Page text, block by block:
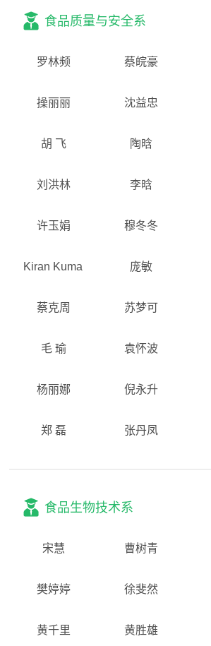
食品质量与安全系
罗林频 蔡皖豪
操丽丽 沈益忠
胡 飞 陶晗
刘洪林 李晗
许玉娟 穆冬冬
Kiran Kumari 庞敏
蔡克周 苏梦可
毛 瑜 袁怀波
杨丽娜 倪永升
郑 磊 张丹凤
食品生物技术系
宋慧 曹树青
樊婷婷 徐斐然
黄千里 黄胜雄